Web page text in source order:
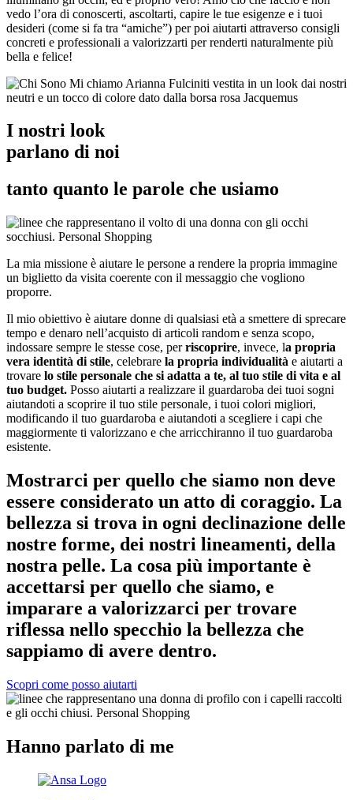
vedo l’ora di conoscerti, ascoltarti, capire le tue esigenze e i tuoi
desideri (come si fa tra “amiche”) per poi aiutarti attraverso consigli
concreti e professionali a valorizzarti per renderti naturalmente più
bella e felice!
I nostri look
parlano di noi
tanto quanto le parole che usiamo
La mia missione è aiutare le persone a rendere la propria immagine
un biglietto da visita coerente con il messaggio che vogliono
proporre.
Il mio obiettivo è aiutare donne di qualsiasi età a smettere di sprecare
tempo e denaro nell’acquisto di articoli random e senza scopo,
indossare sempre le stesse cose, perriscoprire, invece, la propria
vera identità di stile, celebrare la propria individualità e aiutarti a
trovare lo stile personale che si adatta a te, al tuo stile di vita e al
tuo budget. Posso aiutarti a realizzare il guardaroba dei tuoi sogni
aiutandoti a scoprire il tuo stile personale, i tuoi colori migliori,
modificando il tuo guardaroba e aiutandoti a scegliere i capi che
maggiormente ti valorizzano e che arricchiranno il tuo guardaroba
esistente.
Mostrarci per quello che siamo non deve
essere considerato un atto di coraggio. La
bellezza si trova in ogni declinazione delle
nostre forme, dei nostri lineamenti, della
nostra pelle. La cosa più importante è
accettarsi per quello che siamo, e
imparare a valorizzarci per trovare
riflessa nello specchio la bellezza che
sappiamo di avere dentro.
Scopri come posso aiutarti
Hanno parlato di me